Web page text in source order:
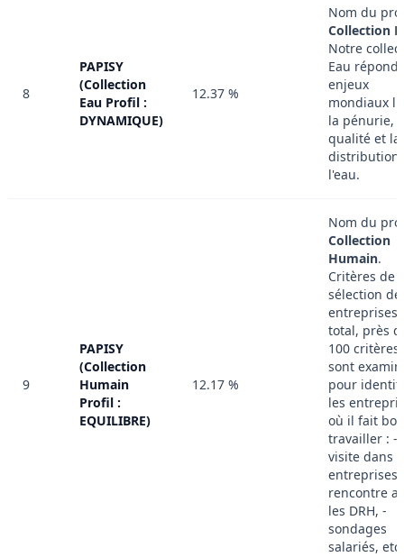
8
PAPISY
(Collection
Eau Profil :
DYNAMIQUE)
12.37 %
Nom du
Collection
Notre
Eau répond
enjeux
mondiaux
la pénurie,
qualité et la
distribution
l'eau.
9
PAPISY
(Collection
Humain
Profil :
EQUILIBRE)
12.17 %
Nom du
Collection
Humain.
Critères de
sélection
entreprises
total, près
100 critères
sont
pour
les
où il fait bon
travailler : -
visite dans
entreprises,
rencontre
les DRH, -
sondages
salariés, etc.